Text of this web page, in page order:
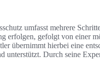
umfasst mehrere
erfolgen, gefolgt von einer
übernimmt hierbei eine
unterstützt. Durch seine